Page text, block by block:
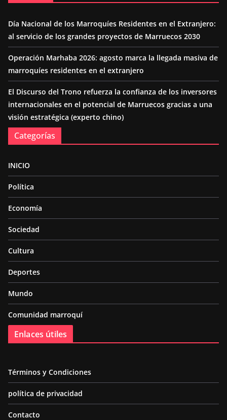
Día Nacional de los Marroquíes Residentes en el Extranjero:
al servicio de los grandes proyectos de Marruecos 2030
Operación Marhaba 2026: agosto marca la llegada masiva de
marroquíes residentes en el extranjero
El Discurso del Trono refuerza la confianza de los inversores
internacionales en el potencial de Marruecos gracias a una
visión estratégica (experto chino)
Categorías
INICIO
Política
Economía
Sociedad
Cultura
Deportes
Mundo
Comunidad marroquí
Enlaces útiles
Términos y Condiciones
política de privacidad
Contacto